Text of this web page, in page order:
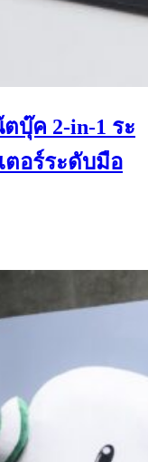
ตบุ๊ค 2-in-1 ระ
ตอร์ระดับมือ